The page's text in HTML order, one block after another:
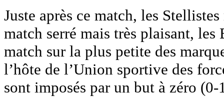
Juste après ce match, les
match serré mais très plaisant,
match sur la plus petite des
l’hôte de l’Union sportive des
sont imposés par un but à zéro (0-